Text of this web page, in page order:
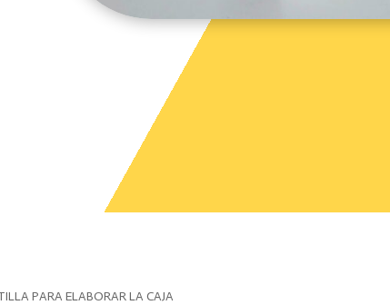
PARA ELABORAR LA CAJA